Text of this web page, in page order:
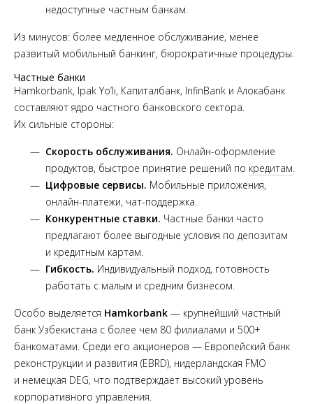
недоступные частным банкам.
Из минусов: более медленное обслуживание, менее
развитый мобильный банкинг, бюрократичные процедуры.
Частные банки
Hamkorbank, Ipak Yo’li, Капиталбанк, InfinBank и Алокабанк
составляют ядро частного банковского сектора.
Их сильные стороны:
Скорость обслуживания. Онлайн-оформление
продуктов, быстрое принятие решений по кредитам.
Цифровые сервисы. Мобильные приложения,
онлайн-платежи, чат-поддержка.
Конкурентные ставки. Частные банки часто
предлагают более выгодные условия по депозитам
и кредитным картам.
Гибкость. Индивидуальный подход, готовность
работать с малым и средним бизнесом.
Особо выделяется Hamkorbank — крупнейший частный
банк Узбекистана с более чем 80 филиалами и 500+
банкоматами. Среди его акционеров — Европейский банк
реконструкции и развития (EBRD), нидерландская FMO
и немецкая DEG, что подтверждает высокий уровень
корпоративного управления.